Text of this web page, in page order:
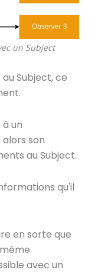
un Subject
Subject, ce
un
son
au Subject.
qu'il
en sorte que
avec un